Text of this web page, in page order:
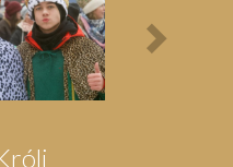
Pielgrzymka do